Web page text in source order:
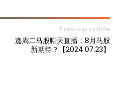
Previous article
逢周二马股聊天直播：8月马股
新期待？【2024.07.23】